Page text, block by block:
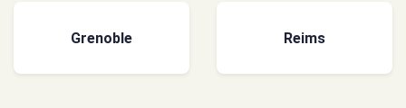
Grenoble Reims